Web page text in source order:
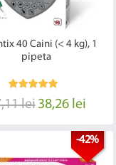
40 Caini (< 4 kg), 1
pipeta
lei 38,26 lei
-42%